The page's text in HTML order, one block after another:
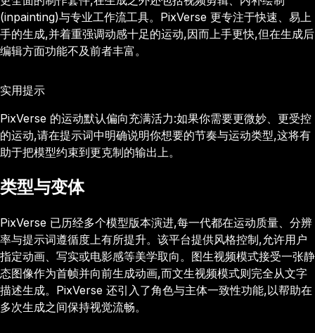
(inpainting)与专业工作流工具。PixVerse 更专注于快速、易上
手的生成,并着重强调动感十足的运动,因而上手更快,但在生成后
编辑方面功能不及前者丰富。
实用提示
PixVerse 的运动默认偏向充满活力:如果你需要更微妙、更受控
的运动,请在提示词中明确说明你想要的节奏与运动类型,这将有
助于把模型约束到更克制的输出上。
类型与变体
PixVerse 已历经多个模型版本演进,每一代都在运动质量、分辨
率与提示词遵循度上有所提升。该平台提供风格控制,允许用户
指定动画、写实或电影感等美学取向。图生视频模式接受一张静
态图像作为首帧并向前生成动画,而文生视频模式则完全从文字
描述生成。PixVerse 还引入了角色与主体一致性功能,以帮助在
多次生成之间保持视觉流畅。